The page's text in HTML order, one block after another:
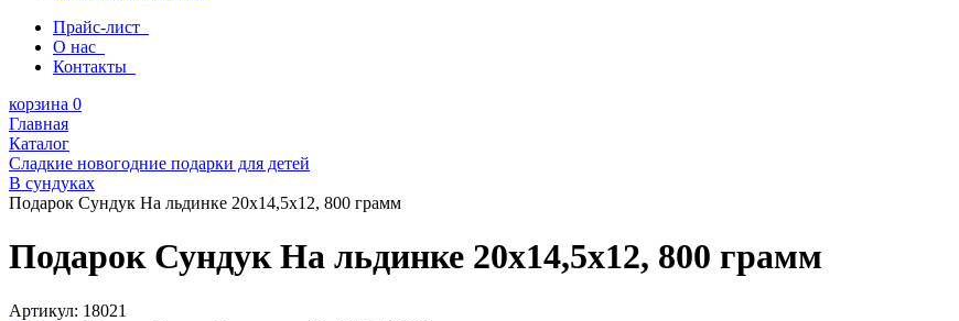
Прайс-лист
О нас
Контакты
корзина 0
Главная
Каталог
Сладкие новогодние подарки для детей
В сундуках
Подарок Сундук На льдинке 20х14,5х12, 800 грамм
Подарок Сундук На льдинке 20х14,5х12, 800 грамм
Артикул: 18021